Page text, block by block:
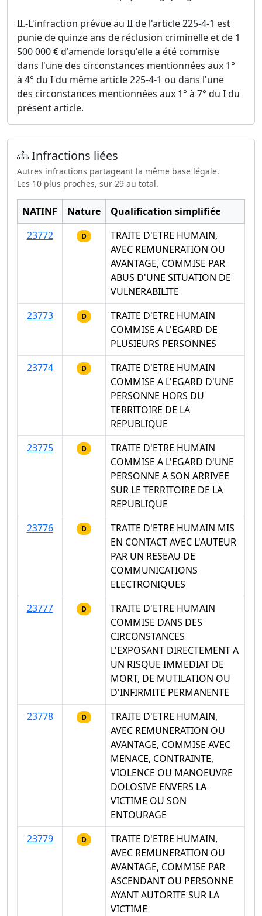
II.-L'infraction prévue au II de l'article 225-4-1 est
punie de quinze ans de réclusion criminelle et de 1
500 000 € d'amende lorsqu'elle a été commise
dans l'une des circonstances mentionnées aux 1°
à 4° du I du même article 225-4-1 ou dans l'une
des circonstances mentionnées aux 1° à 7° du I du
présent article.
Infractions liées
Autres infractions partageant la même base légale.
Les 10 plus proches, sur 29 au total.
NATINF Nature
Qualification simplifiée
23772
D
TRAITE D'ETRE HUMAIN,
AVEC REMUNERATION OU
AVANTAGE, COMMISE PAR
ABUS D'UNE SITUATION DE
VULNERABILITE
23773
D
TRAITE D'ETRE HUMAIN
COMMISE A L'EGARD DE
PLUSIEURS PERSONNES
23774
D
TRAITE D'ETRE HUMAIN
COMMISE A L'EGARD D'UNE
PERSONNE HORS DU
TERRITOIRE DE LA
REPUBLIQUE
23775
D
TRAITE D'ETRE HUMAIN
COMMISE A L'EGARD D'UNE
PERSONNE A SON ARRIVEE
SUR LE TERRITOIRE DE LA
REPUBLIQUE
23776
D
TRAITE D'ETRE HUMAIN MIS
EN CONTACT AVEC L'AUTEUR
PAR UN RESEAU DE
COMMUNICATIONS
ELECTRONIQUES
23777
D
TRAITE D'ETRE HUMAIN
COMMISE DANS DES
CIRCONSTANCES
L'EXPOSANT DIRECTEMENT A
UN RISQUE IMMEDIAT DE
MORT, DE MUTILATION OU
D'INFIRMITE PERMANENTE
23778
D
TRAITE D'ETRE HUMAIN,
AVEC REMUNERATION OU
AVANTAGE, COMMISE AVEC
MENACE, CONTRAINTE,
VIOLENCE OU MANOEUVRE
DOLOSIVE ENVERS LA
VICTIME OU SON
ENTOURAGE
23779
D
TRAITE D'ETRE HUMAIN,
AVEC REMUNERATION OU
AVANTAGE, COMMISE PAR
ASCENDANT OU PERSONNE
AYANT AUTORITE SUR LA
VICTIME